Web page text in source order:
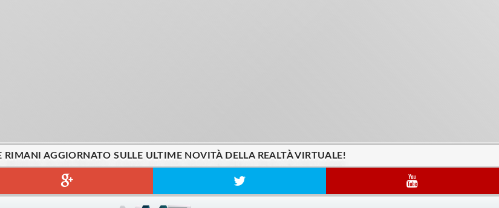
RIMANI AGGIORNATO SULLE ULTIME NOVITÀ DELLA REALTÀ VIRTUALE!